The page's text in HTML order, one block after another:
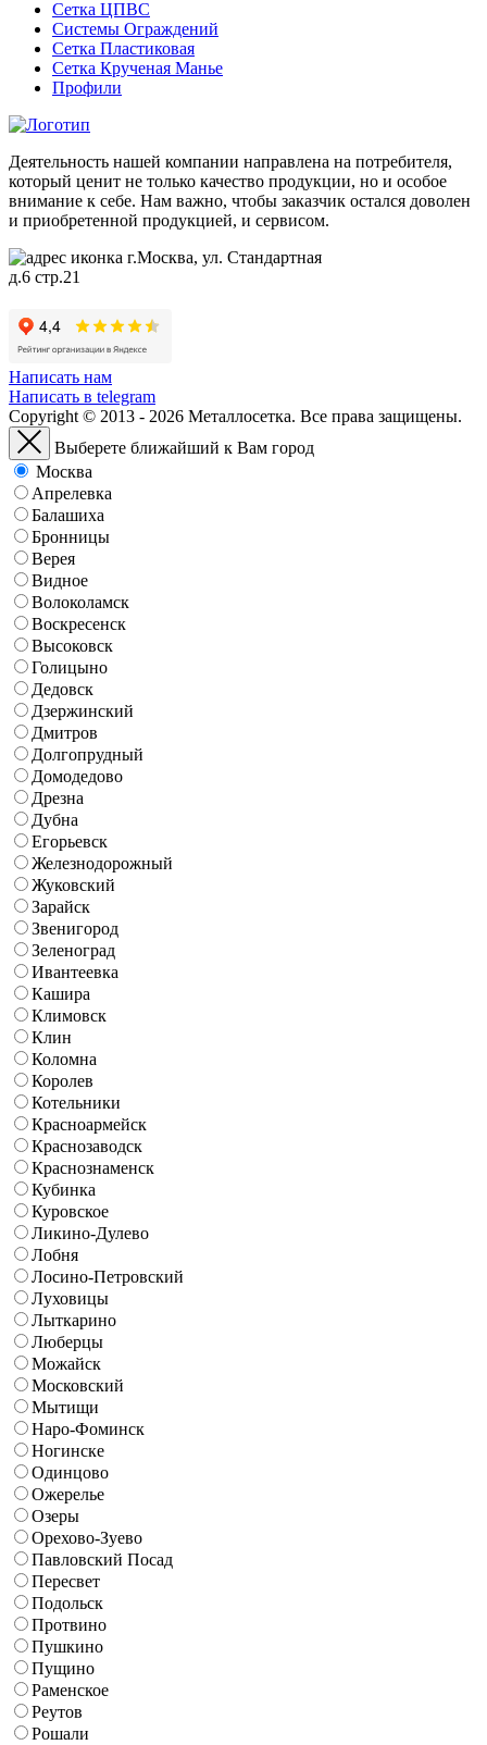
Сетка ЦПВС
Системы Ограждений
Сетка Пластиковая
Сетка Крученая Манье
Профили
Деятельность нашей компании направлена на потребителя,
который ценит не только качество продукции, но и особое
внимание к себе. Нам важно, чтобы заказчик остался доволен
и приобретенной продукцией, и сервисом.
г.Москва, ул. Стандартная
д.6 стр.21
Написать нам
Написать в telegram
Copyright © 2013 - 2026 Металлосетка. Все права защищены.
Выберете ближайший к Вам город
Москва
Апрелевка
Балашиха
Бронницы
Верея
Видное
Волоколамск
Воскресенск
Высоковск
Голицыно
Дедовск
Дзержинский
Дмитров
Долгопрудный
Домодедово
Дрезна
Дубна
Егорьевск
Железнодорожный
Жуковский
Зарайск
Звенигород
Зеленоград
Ивантеевка
Кашира
Климовск
Клин
Коломна
Королев
Котельники
Красноармейск
Краснозаводск
Краснознаменск
Кубинка
Куровское
Ликино-Дулево
Лобня
Лосино-Петровский
Луховицы
Лыткарино
Люберцы
Можайск
Московский
Мытищи
Наро-Фоминск
Ногинске
Одинцово
Ожерелье
Озеры
Орехово-Зуево
Павловский Посад
Пересвет
Подольск
Протвино
Пушкино
Пущино
Раменское
Реутов
Рошали